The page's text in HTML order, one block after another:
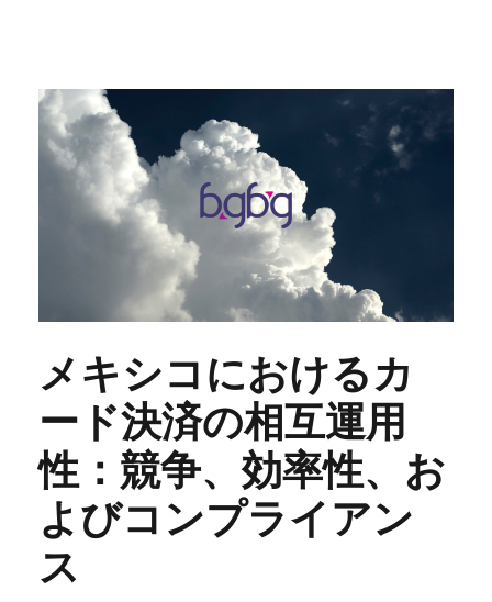
メキシコにおけるカ
ード決済の相互運用
性：競争、効率性、お
よびコンプライアン
ス